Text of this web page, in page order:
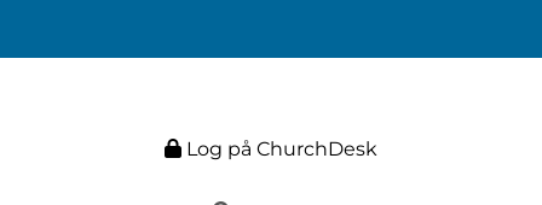
Log på ChurchDesk